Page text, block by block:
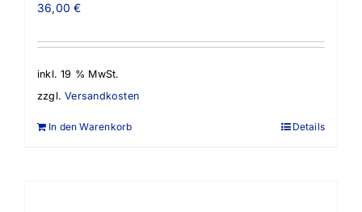
36,00€
inkl. 19 % MwSt.
zzgl.Versandkosten
In den Warenkorb Details